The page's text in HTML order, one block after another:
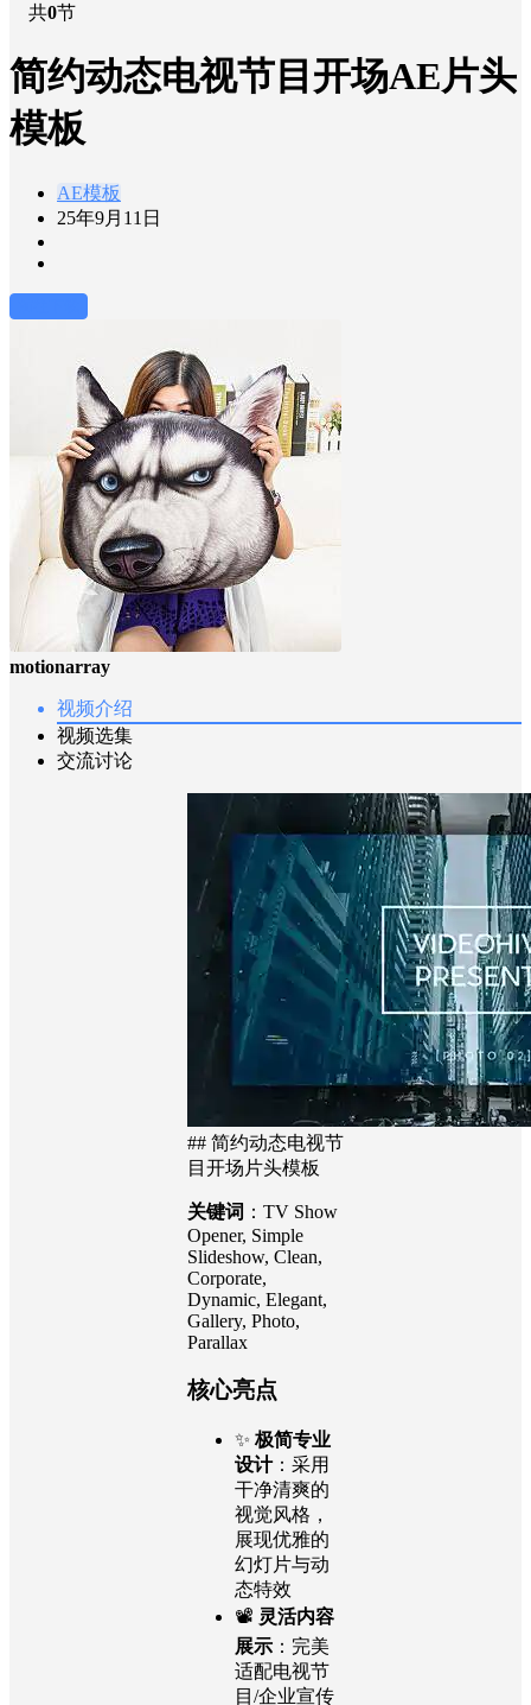
共0节
简约动态电视节目开场AE片头
模板
AE模板
25年9月11日
motionarray
视频介绍
视频选集
交流讨论
## 简约动态电视节
目开场片头模板
关键词 ：TV Show
Opener, Simple
Slideshow, Clean,
Corporate,
Dynamic, Elegant,
Gallery, Photo,
Parallax
核心亮点
✨ 极简专业
设计：采用
干净清爽的
视觉风格，
展现优雅的
幻灯片与动
态特效
📽️ 灵活内容
展示 ：完美
适配电视节
目/企业宣传